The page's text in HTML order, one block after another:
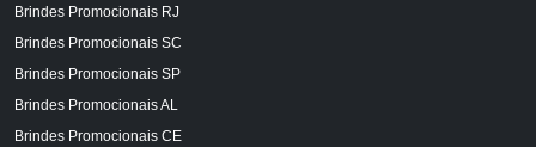
Brindes Promocionais RJ
Brindes Promocionais SC
Brindes Promocionais SP
Brindes Promocionais AL
Brindes Promocionais CE